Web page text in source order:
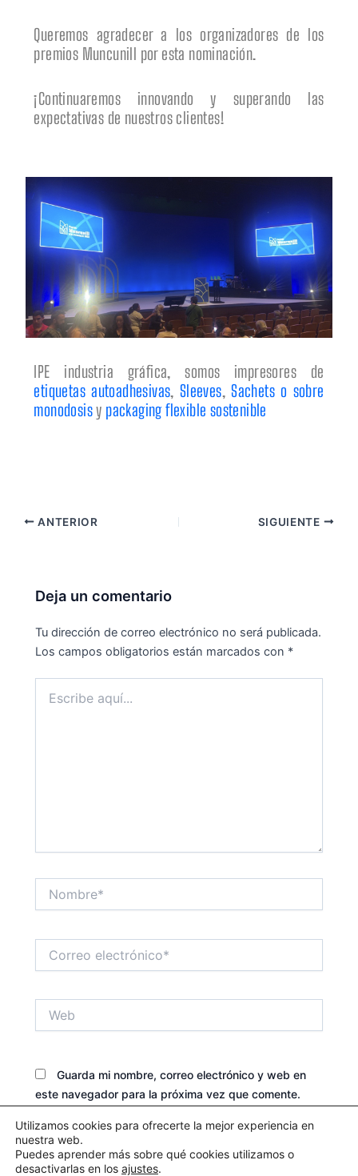
Queremos agradecer a los organizadores de los
premios Muncunill por esta nominación.
¡Continuaremos innovando y superando las
expectativas de nuestros clientes!
IPE industria gráfica, somos impresores de
etiquetas autoadhesivas, Sleeves,Sachets o sobre
monodosisy packaging flexible sostenible
ANTERIOR SIGUIENTE
Deja un comentario
Tu dirección de correo electrónico no será publicada.
Los campos obligatorios están marcados con *
aquí...
electrónico*
Guarda mi nombre, correo electrónico y web en
este navegador para la próxima vez que comente.
Utilizamos cookies para ofrecerte la mejor experiencia en
nuestra web.
Puedes aprender más sobre qué cookies utilizamos o
desactivarlas en los ajustes.